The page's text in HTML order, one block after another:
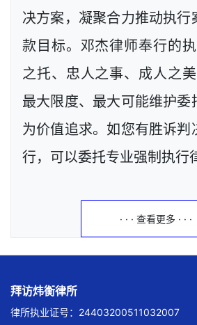
决方案，凝聚合力推动执行
款目标。邓杰律师奉行的
之托、忠人之事、成人之
最大限度、最大可能维护委
为价值追求。如您有胜诉判
行，可以委托专业强制执行
· · · 查看更多 · · ·
拜访炜衡律所
律所执业证号：24403200511032007